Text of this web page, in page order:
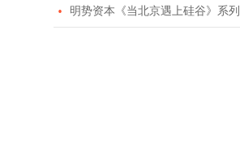
 明势资本《当北京遇上硅谷》系列之2020年